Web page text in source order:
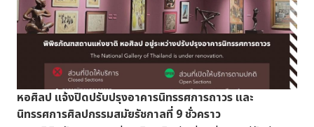
เกิดขึ้นโดยกระบวนการทางธรณีวิทยาใต้พื้นพิภพ ไม่ได้เกิดจาก
หินหนืดโดยตรง แต่ถูกนำขึ้นมาสู่ผิวโลกโดยหินหนืดแอลคาไลบะ
ซอลต์ แหล่งพลอยที่พบมักอยู่ในรูปแบบแหล่งทุติยภูมิ เช่น แหล่ง
เศษหินเชิงเขา (Colluvial), แหล่งตะกอนน้ำพา (Alluvial) และ
แหล่งลานแร่ (Placer) เขตที่พบพลอยอำเภอเมือง พบที่ตำบล
บางกะจะ อำเภอท่าใหม่ พบที่ตำบลเขาพลอยแหวน ตำบลสีพยา
ตำบลเขาวัว ตำบลบ่อพุ อำเภอขลุง พบที่ตำบลบ่อเวฬุ ตำบลตก
หอศิลป แจ้งปิดปรับปรุงอาคารนิทรรศการถาวร และ
นิทรรศการศิลปกรรมสมัยรัชกาลที่ 9 ชั่วคราว